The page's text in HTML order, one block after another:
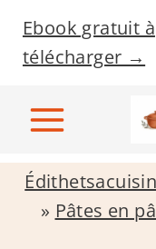
a
Ebook gratuit à
télécharger →
» Pâtes en